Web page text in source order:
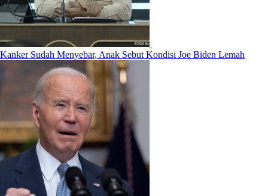
Kanker Sudah Menyebar, Anak Sebut Kondisi Joe Biden Lemah